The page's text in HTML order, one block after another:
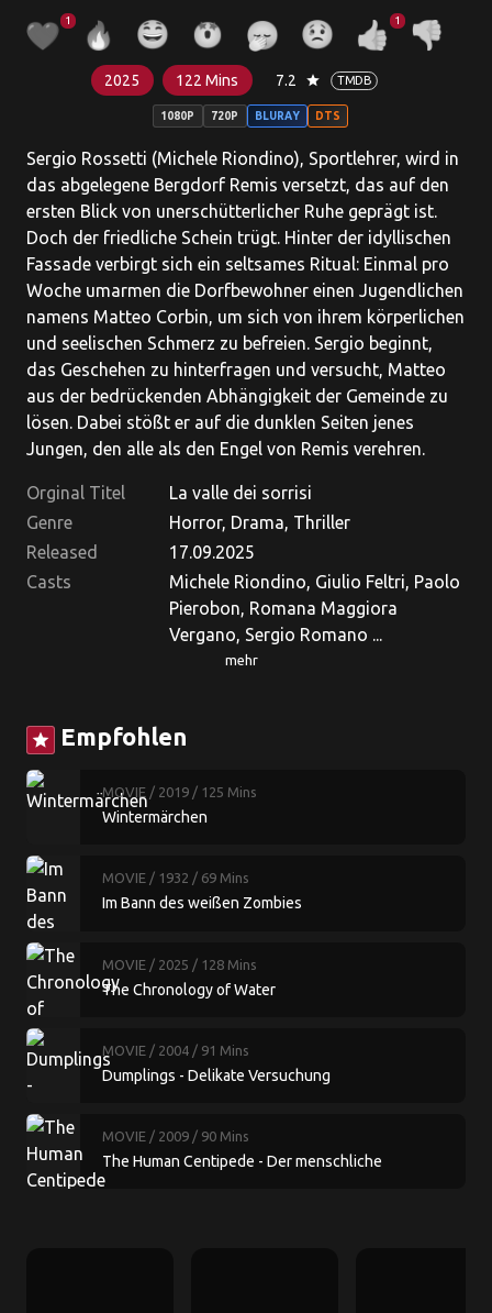
1 1
2025 122 Mins 7.2 star TMDB
1080P 720P BLURAY DTS
Sergio Rossetti (Michele Riondino), Sportlehrer, wird in
das abgelegene Bergdorf Remis versetzt, das auf den
ersten Blick von unerschütterlicher Ruhe geprägt ist.
Doch der friedliche Schein trügt. Hinter der idyllischen
Fassade verbirgt sich ein seltsames Ritual: Einmal pro
Woche umarmen die Dorfbewohner einen Jugendlichen
namens Matteo Corbin, um sich von ihrem körperlichen
und seelischen Schmerz zu befreien. Sergio beginnt,
das Geschehen zu hinterfragen und versucht, Matteo
aus der bedrückenden Abhängigkeit der Gemeinde zu
lösen. Dabei stößt er auf die dunklen Seiten jenes
Jungen, den alle als den Engel von Remis verehren.
Orginal Titel
La valle dei sorrisi
Genre
Horror, Drama, Thriller
Released
17.09.2025
Casts
Michele Riondino, Giulio Feltri, Paolo
Pierobon, Romana Maggiora
Vergano, Sergio Romano ...
mehr
star Empfohlen
MOVIE / 2019 / 125 Mins
Wintermärchen
MOVIE / 1932 / 69 Mins
Im Bann des weißen Zombies
MOVIE / 2025 / 128 Mins
The Chronology of Water
MOVIE / 2004 / 91 Mins
Dumplings - Delikate Versuchung
MOVIE / 2009 / 90 Mins
The Human Centipede - Der menschliche
Tausendfüßler